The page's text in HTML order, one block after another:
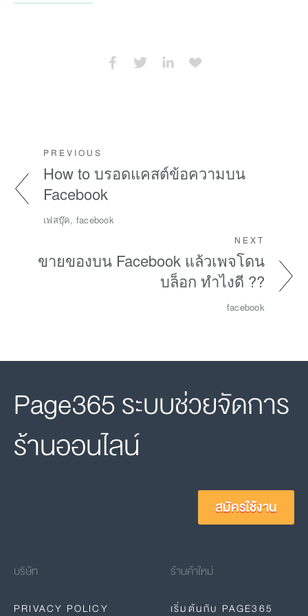
PREVIOUS
How to บรอดแคสต์ข้อความบน
Facebook
เฟสบุ๊ค, facebook
NEXT
ขายของบน Facebook แล้วเพจโดน
บล็อก ทำไงดี ??
facebook
Page365 ระบบช่วยจัดการ
ร้านออนไลน์
สมัครใช้งาน
บริษัท
PRIVACY POLICY
ร้านค้าใหม่
เริ่มต้นกับ PAGE365